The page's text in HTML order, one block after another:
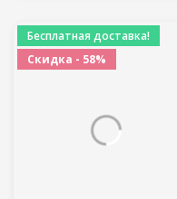
Вакуумный Герметик
Бесплатная доставка!
Скидка - 58%